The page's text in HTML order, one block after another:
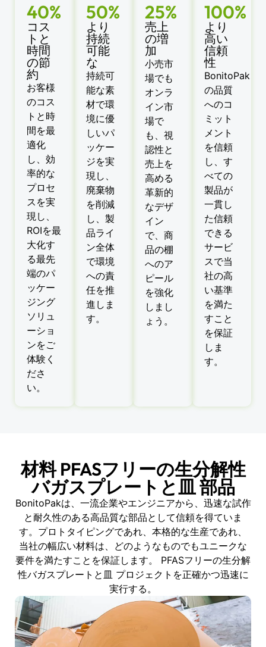
40%
コス
トと
時間
の節
約
お客様
のコス
トと時
間を最
適化
し、効
率的な
プロセ
スを実
現し、
ROIを最
大化す
る最先
端のパ
ッケー
ジング
ソリュ
ーショ
ンをご
体験く
ださ
い。
50%
より
持続
可能
な
持続可
能な素
材で環
境に優
しいパ
ッケー
ジを実
現し、
廃棄物
を削減
し、製
品ライ
ン全体
で環境
への責
任を推
進しま
す。
25%
売上
の増
加
小売市
場でも
オンラ
イン市
場で
も、視
認性と
売上を
高める
革新的
なデザ
イン
で、商
品の棚
へのア
ピール
を強化
しまし
ょう。
100%
より
高い
信頼
性
BonitoPak
の品質
へのコ
ミット
メント
を信頼
し、す
べての
製品が
一貫し
た信頼
できる
サービ
スで当
社の高
い基準
を満た
すこと
を保証
しま
す。
材料 PFASフリーの生分解性
バガスプレートと皿 部品
BonitoPakは、一流企業やエンジニアから、迅速な試作
と耐久性のある高品質な部品として信頼を得ていま
す。プロトタイピングであれ、本格的な生産であれ、
当社の幅広い材料は、どのようなものでもユニークな
要件を満たすことを保証します。 PFASフリーの生分解
性バガスプレートと皿 プロジェクトを正確かつ迅速に
実行する。